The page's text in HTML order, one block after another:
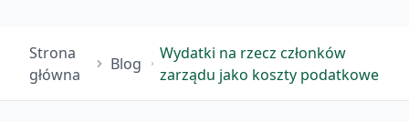
Strona
główna
Blog
Wydatki na rzecz członków
zarządu jako koszty podatkowe